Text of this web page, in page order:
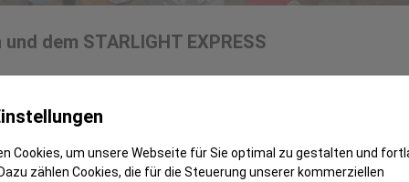
dem STARLIGHT EXPRESS
nur im Pott – nämlich beim „STARLIGHT
ließ Träume wahr werden! Einmal das
werfen. Unser S-Club hatte exklusiv für seine
Kooperation zwischen dem S-Club und dem
Cookies, um unsere Webseite für Sie optimal zu gestalten und
zählen Cookies, die für die Steuerung unserer kommerziellen